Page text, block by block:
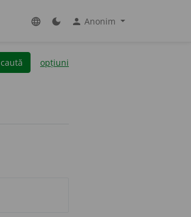
language dark_mode person Anonim
caută opțiuni